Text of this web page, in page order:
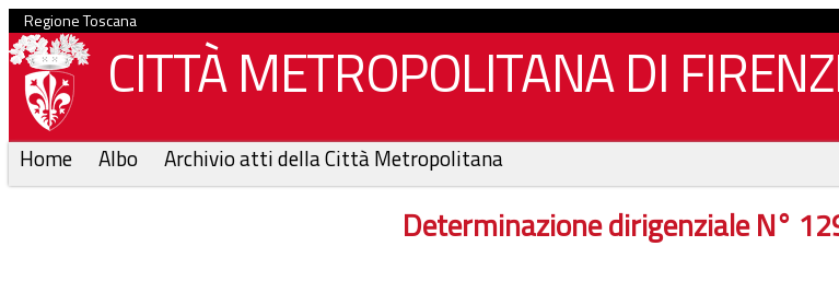
Regione Toscana
CITTÀ METROPOLITANA DI
Home Albo Archivio atti della Città Metropolitana
Determinazione dirigenziale N°